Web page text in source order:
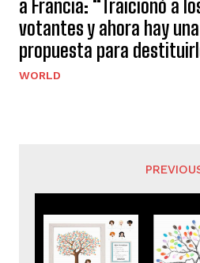
a Francia: “Traicionó a
votantes y ahora hay una
propuesta para
WORLD